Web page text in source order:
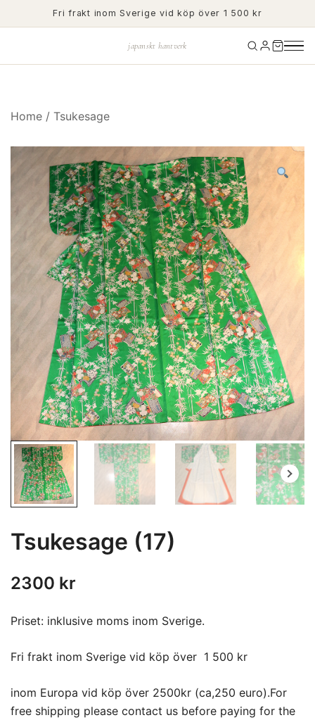
to
Fri frakt inom Sverige vid köp över 1 500 kr
japanskt hantverk
Home / Tsukesage
Tsukesage (17)
2300 kr
Priset: inklusive moms inom Sverige.
Fri frakt inom Sverige vid köp över 1 500 kr
inom Europa vid köp över 2500kr (ca,250 euro).For
free shipping please contact us before paying for the